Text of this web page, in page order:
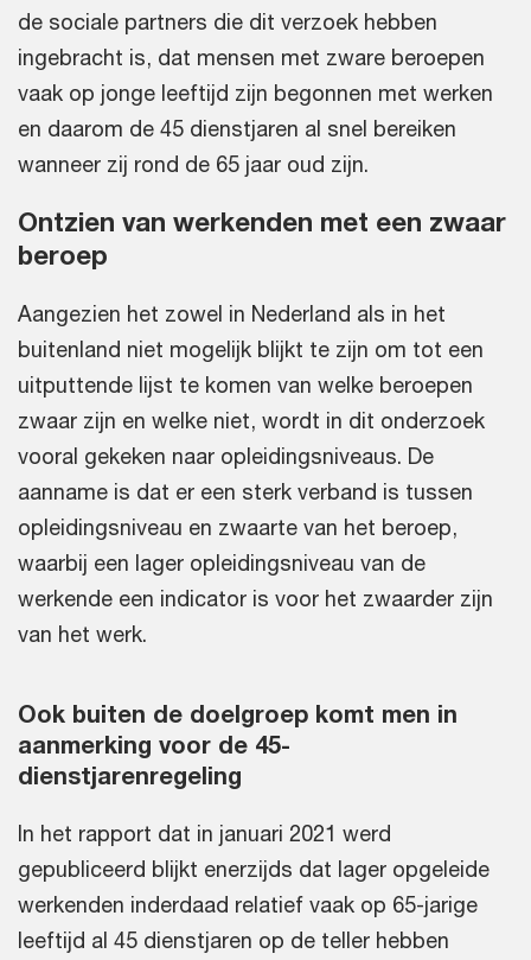
de sociale partners die dit verzoek hebben
ingebracht is, dat mensen met zware beroepen
vaak op jonge leeftijd zijn begonnen met werken
en daarom de 45 dienstjaren al snel bereiken
wanneer zij rond de 65 jaar oud zijn.
Ontzien van werkenden met een zwaar
beroep
Aangezien het zowel in Nederland als in het
buitenland niet mogelijk blijkt te zijn om tot een
uitputtende lijst te komen van welke beroepen
zwaar zijn en welke niet, wordt in dit onderzoek
vooral gekeken naar opleidingsniveaus. De
aanname is dat er een sterk verband is tussen
opleidingsniveau en zwaarte van het beroep,
waarbij een lager opleidingsniveau van de
werkende een indicator is voor het zwaarder zijn
van het werk.
Ook buiten de doelgroep komt men in
aanmerking voor de 45-
dienstjarenregeling
In het rapport dat in januari 2021 werd
gepubliceerd blijkt enerzijds dat lager opgeleide
werkenden inderdaad relatief vaak op 65-jarige
leeftijd al 45 dienstjaren op de teller hebben